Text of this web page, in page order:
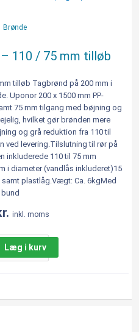
Brønde
110 / 75 mm tilløb
tilløb Tagbrønd på 200 mm i
Uponor 200 x 1500 mm PP-
75 mm tilgang med bøjning og
hvilket gør brønden mere
og grå reduktion fra 110 til
ved levering.Tilslutning til rør på
inkluderede 110 til 75 mm
i diameter (vandlås inkluderet)15
plastlåg.Vægt: Ca. 6kgMed
inkl. moms
Læg i kurv